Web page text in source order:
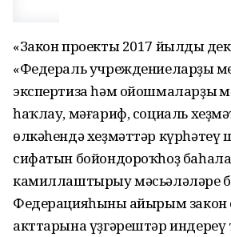
«Закон проекты 2017 йылдың
«Федераль учреждениеларҙың
экспертиза һәм ойошмаларҙың
һаҡлау, мәғариф, социаль
өлкәһендә хеҙмәттәр
сифатын бойондороҡһоҙ
камиллаштырыу мәсьәләләре
Федерацияһының айырым закон
акттарына үҙгәрештәр